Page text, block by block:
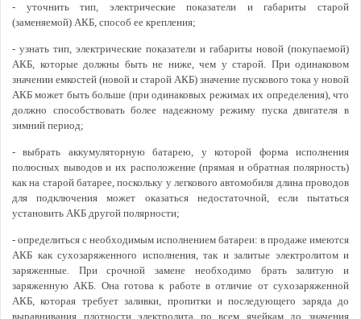
- уточнить тип, электрические показатели и габариты старой
(заменяемой) АКБ, способ ее крепления;
- узнать тип, электрические показатели и габариты новой (покупаемой)
АКБ, которые должны быть не ниже, чем у старой. При одинаковом
значении емкостей (новой и старой АКБ) значение пускового тока у новой
АКБ может быть больше (при одинаковых режимах их определения), что
должно способствовать более надежному режиму пуска двигателя в
зимний период;
- выбрать аккумуляторную батарею, у которой форма исполнения
полюсных выводов и их расположение (прямая и обратная полярность)
как на старой батарее, поскольку у легкового автомобиля длина проводов
для подключения может оказаться недостаточной, если пытаться
установить АКБ другой полярности;
- определиться с необходимым исполнением батареи: в продаже имеются
АКБ как сухозаряженного исполнения, так и залитые электролитом и
заряженные. При срочной замене необходимо брать залитую и
заряженную АКБ. Она готова к работе в отличие от сухозаряженной
АКБ, которая требует заливки, пропитки и последующего заряда до
выравнивания плотности электролита по всем ячейкам до значения